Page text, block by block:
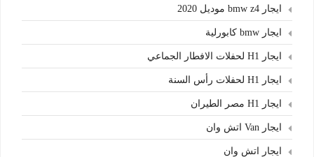
ايجار bmw z4 موديل 2020
ايجار bmw كابورلية
ايجار H1 لحفلات الافطار الجماعي
ايجار H1 لحفلات رأس السنة
ايجار H1 مصر الطيران
ايجار Van اتش وان
ايجار اتش وان